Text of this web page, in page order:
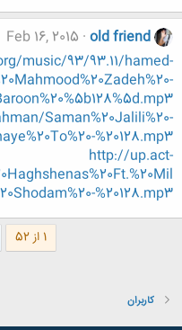
old friend
Feb 16, 2015
music/93/93.11/hamed-
Saman%20Jalili%20-
%20128.mp3
http://up.act-
%20128.mp3
1 از 52
کاربران